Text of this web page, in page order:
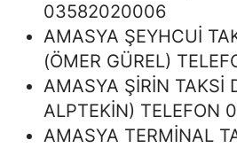
03582020006
AMASYA ŞEYHCUİ
(ÖMER GÜREL)
AMASYA ŞİRİN TAKSİ
ALPTEKİN) TELEFON
AMASYA TERMİNAL